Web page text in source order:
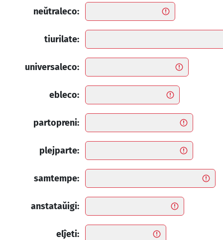
neŭtraleco:
tiurilate:
universaleco:
ebleco:
partopreni:
plejparte:
samtempe:
anstataŭigi:
elĵeti: